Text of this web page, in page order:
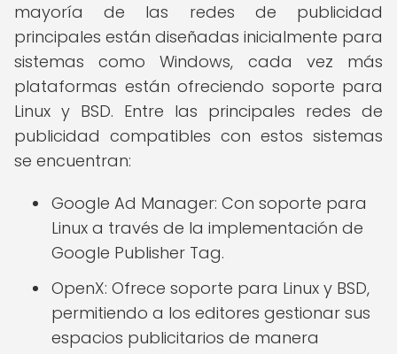
mayoría de las redes de publicidad
principales están diseñadas inicialmente para
sistemas como Windows, cada vez más
plataformas están ofreciendo soporte para
Linux y BSD. Entre las principales redes de
publicidad compatibles con estos sistemas
se encuentran:
Google Ad Manager: Con soporte para
Linux a través de la implementación de
Google Publisher Tag.
OpenX: Ofrece soporte para Linux y BSD,
permitiendo a los editores gestionar sus
espacios publicitarios de manera